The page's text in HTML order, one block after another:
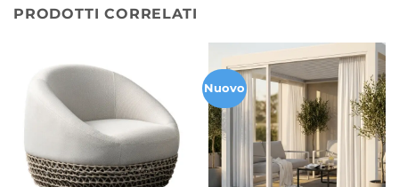
PRODOTTI CORRELATI
Nuovo